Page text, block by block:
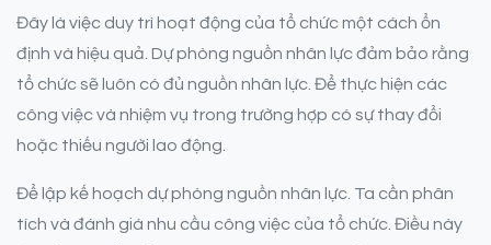
Đây là việc duy trì hoạt động của tổ chức một cách ổn
định và hiệu quả. Dự phòng nguồn nhân lực đảm bảo rằng
tổ chức sẽ luôn có đủ nguồn nhân lực. Để thực hiện các
công việc và nhiệm vụ trong trường hợp có sự thay đổi
hoặc thiếu người lao động.
Để lập kế hoạch dự phòng nguồn nhân lực. Ta cần phân
tích và đánh giá nhu cầu công việc của tổ chức. Điều này